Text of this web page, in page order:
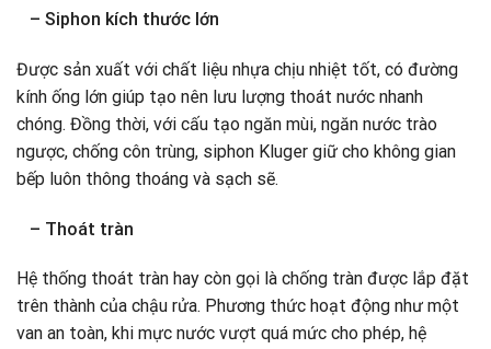
– Siphon kích thước lớn
Được sản xuất với chất liệu nhựa chịu nhiệt tốt, có đường
kính ống lớn giúp tạo nên lưu lượng thoát nước nhanh
chóng. Đồng thời, với cấu tạo ngăn mùi, ngăn nước trào
ngược, chống côn trùng, siphon Kluger giữ cho không gian
bếp luôn thông thoáng và sạch sẽ.
– Thoát tràn
Hệ thống thoát tràn hay còn gọi là chống tràn được lắp đặt
trên thành của chậu rửa. Phương thức hoạt động như một
van an toàn, khi mực nước vượt quá mức cho phép, hệ